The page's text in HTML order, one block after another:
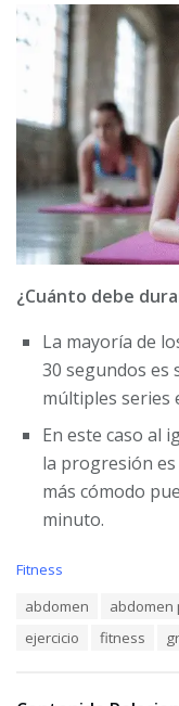
¿Cuánto debe
La mayoría de
30 segundos es
múltiples series
En este caso al
la progresión es
más cómodo
minuto.
C
Fitness
abdomen abdomen
ejercicio
fitness